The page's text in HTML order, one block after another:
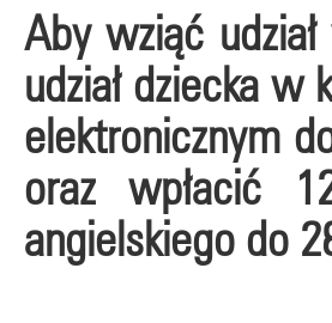
Aby wziąć
udział dziecka w
elektronicznym
oraz wpłacić
angielskiego do